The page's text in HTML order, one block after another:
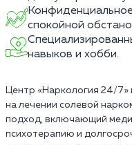
спокойной
навыков и хобби.
Центр «Наркология 24/7»
на лечении солевой
подход, включающий
психотерапию и